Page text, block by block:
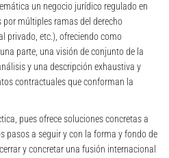
un negocio jurídico regulado en
múltiples ramas del derecho
privado, etc.), ofreciendo como
parte, una visión de conjunto de la
y una descripción exhaustiva y
contractuales que conforman la
pues ofrece soluciones concretas a
pasos a seguir y con la forma y fondo de
y concretar una fusión internacional